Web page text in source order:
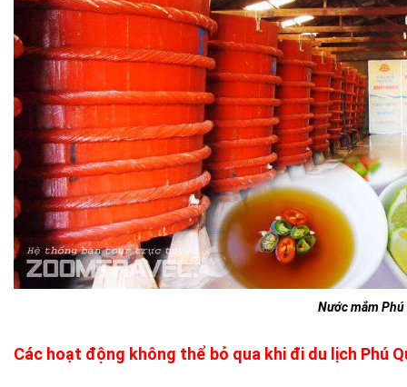
Nước mắm Phú
Các hoạt động không thể bỏ qua khi đi du lịch Phú